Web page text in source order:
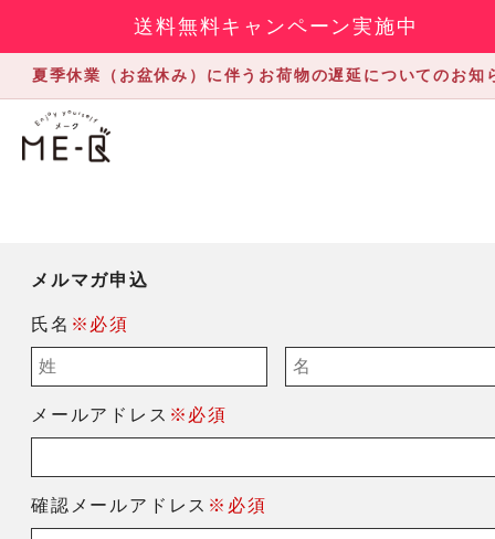
送料無料キャンペーン実施中
夏季休業（お盆休み）に伴うお荷物の遅延についてのお知
メルマガ申込
氏名 ※必須
メールアドレス ※必須
確認メールアドレス ※必須